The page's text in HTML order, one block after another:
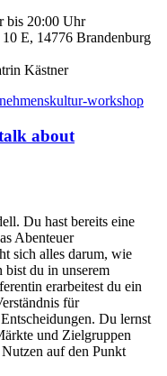
bis 20:00 Uhr
E, 14776 Brandenburg
Kästner
workshop
about
Du hast bereits eine
Abenteuer
sich alles darum, wie
bist du in unserem
erarbeitest du ein
für
Du lernst
und Zielgruppen
auf den Punkt